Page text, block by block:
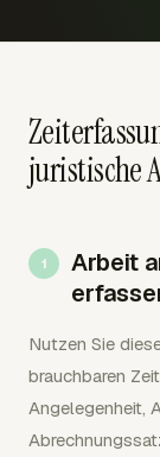
juristische
Arbeit
Nutzen Sie
brauchbaren
Angelegenheit,